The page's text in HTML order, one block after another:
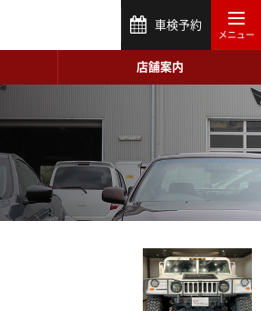
車検予約
店舗案内